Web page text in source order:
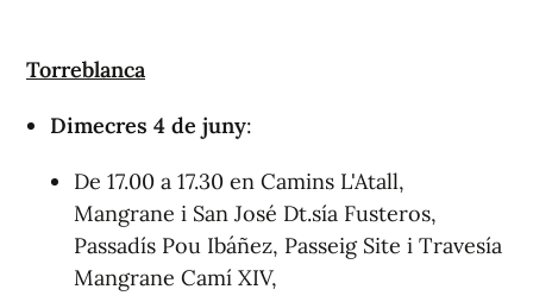
Torreblanca
Dimecres 4 de juny:
De 17.00 a 17.30 en Camins L'Atall,
Mangrane i San José Dt.sía Fusteros,
Passadís Pou Ibáñez, Passeig Site i Travesía
Mangrane Camí XIV,